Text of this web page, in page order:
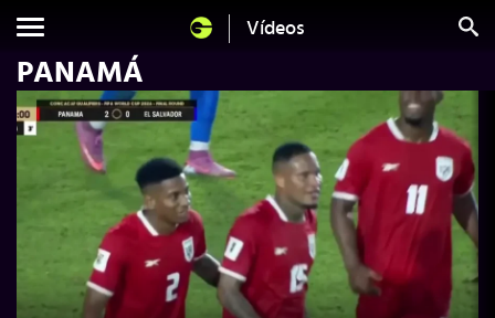
Vídeos
PANAMÁ